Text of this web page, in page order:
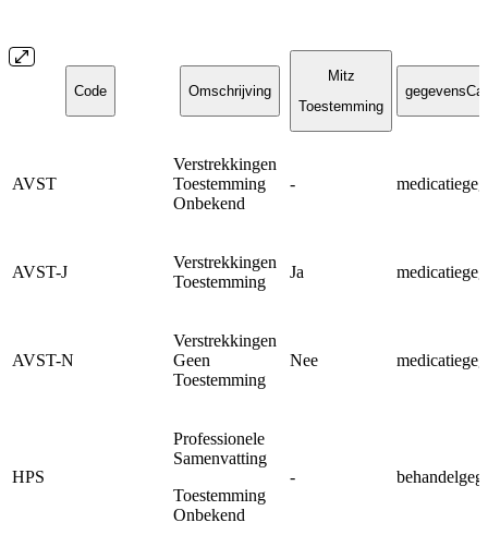
Code Omschrijving
Mitz
Toestemming
AVST
Verstrekkingen
Toestemming
Onbekend
-
AVST-J
Verstrekkingen
Toestemming
Ja
AVST-N
Verstrekkingen
Geen
Toestemming
Nee
HPS
Professionele
Samenvatting
Toestemming
Onbekend
-